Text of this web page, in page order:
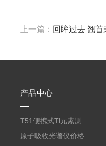
上一篇： 回眸过去 翘
产品中心
原子吸收光谱仪价格